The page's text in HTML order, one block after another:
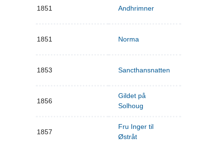
1851 Andhrimner
1851 Norma
1853 Sancthansnatten
1856
Gildet på
Solhoug
1857
Fru Inger til
Østråt